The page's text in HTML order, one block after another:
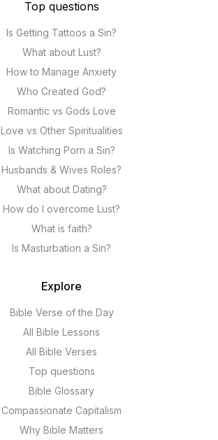
Top questions
Is Getting Tattoos a Sin?
What about Lust?
How to Manage Anxiety
Who Created God?
Romantic vs Gods Love
Love vs Other Spiritualities
Is Watching Porn a Sin?
Husbands & Wives Roles?
What about Dating?
How do I overcome Lust?
What is faith?
Is Masturbation a Sin?
Explore
Bible Verse of the Day
All Bible Lessons
All Bible Verses
Top questions
Bible Glossary
Compassionate Capitalism
Why Bible Matters